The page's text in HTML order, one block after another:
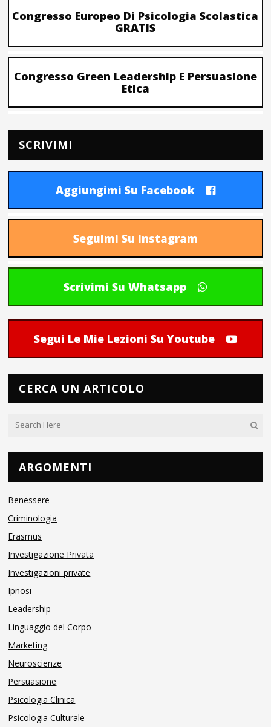
Congresso Europeo Di Psicologia Scolastica
GRATIS
Congresso Green Leadership E Persuasione
Etica
SCRIVIMI
Aggiungimi Su Facebook
Seguimi Su Instagram
Scrivimi Su Whatsapp
Segui Le Mie Lezioni Su Youtube
CERCA UN ARTICOLO
ARGOMENTI
Benessere
Criminologia
Erasmus
Investigazione Privata
Investigazioni private
Ipnosi
Leadership
Linguaggio del Corpo
Marketing
Neuroscienze
Persuasione
Psicologia Clinica
Psicologia Culturale